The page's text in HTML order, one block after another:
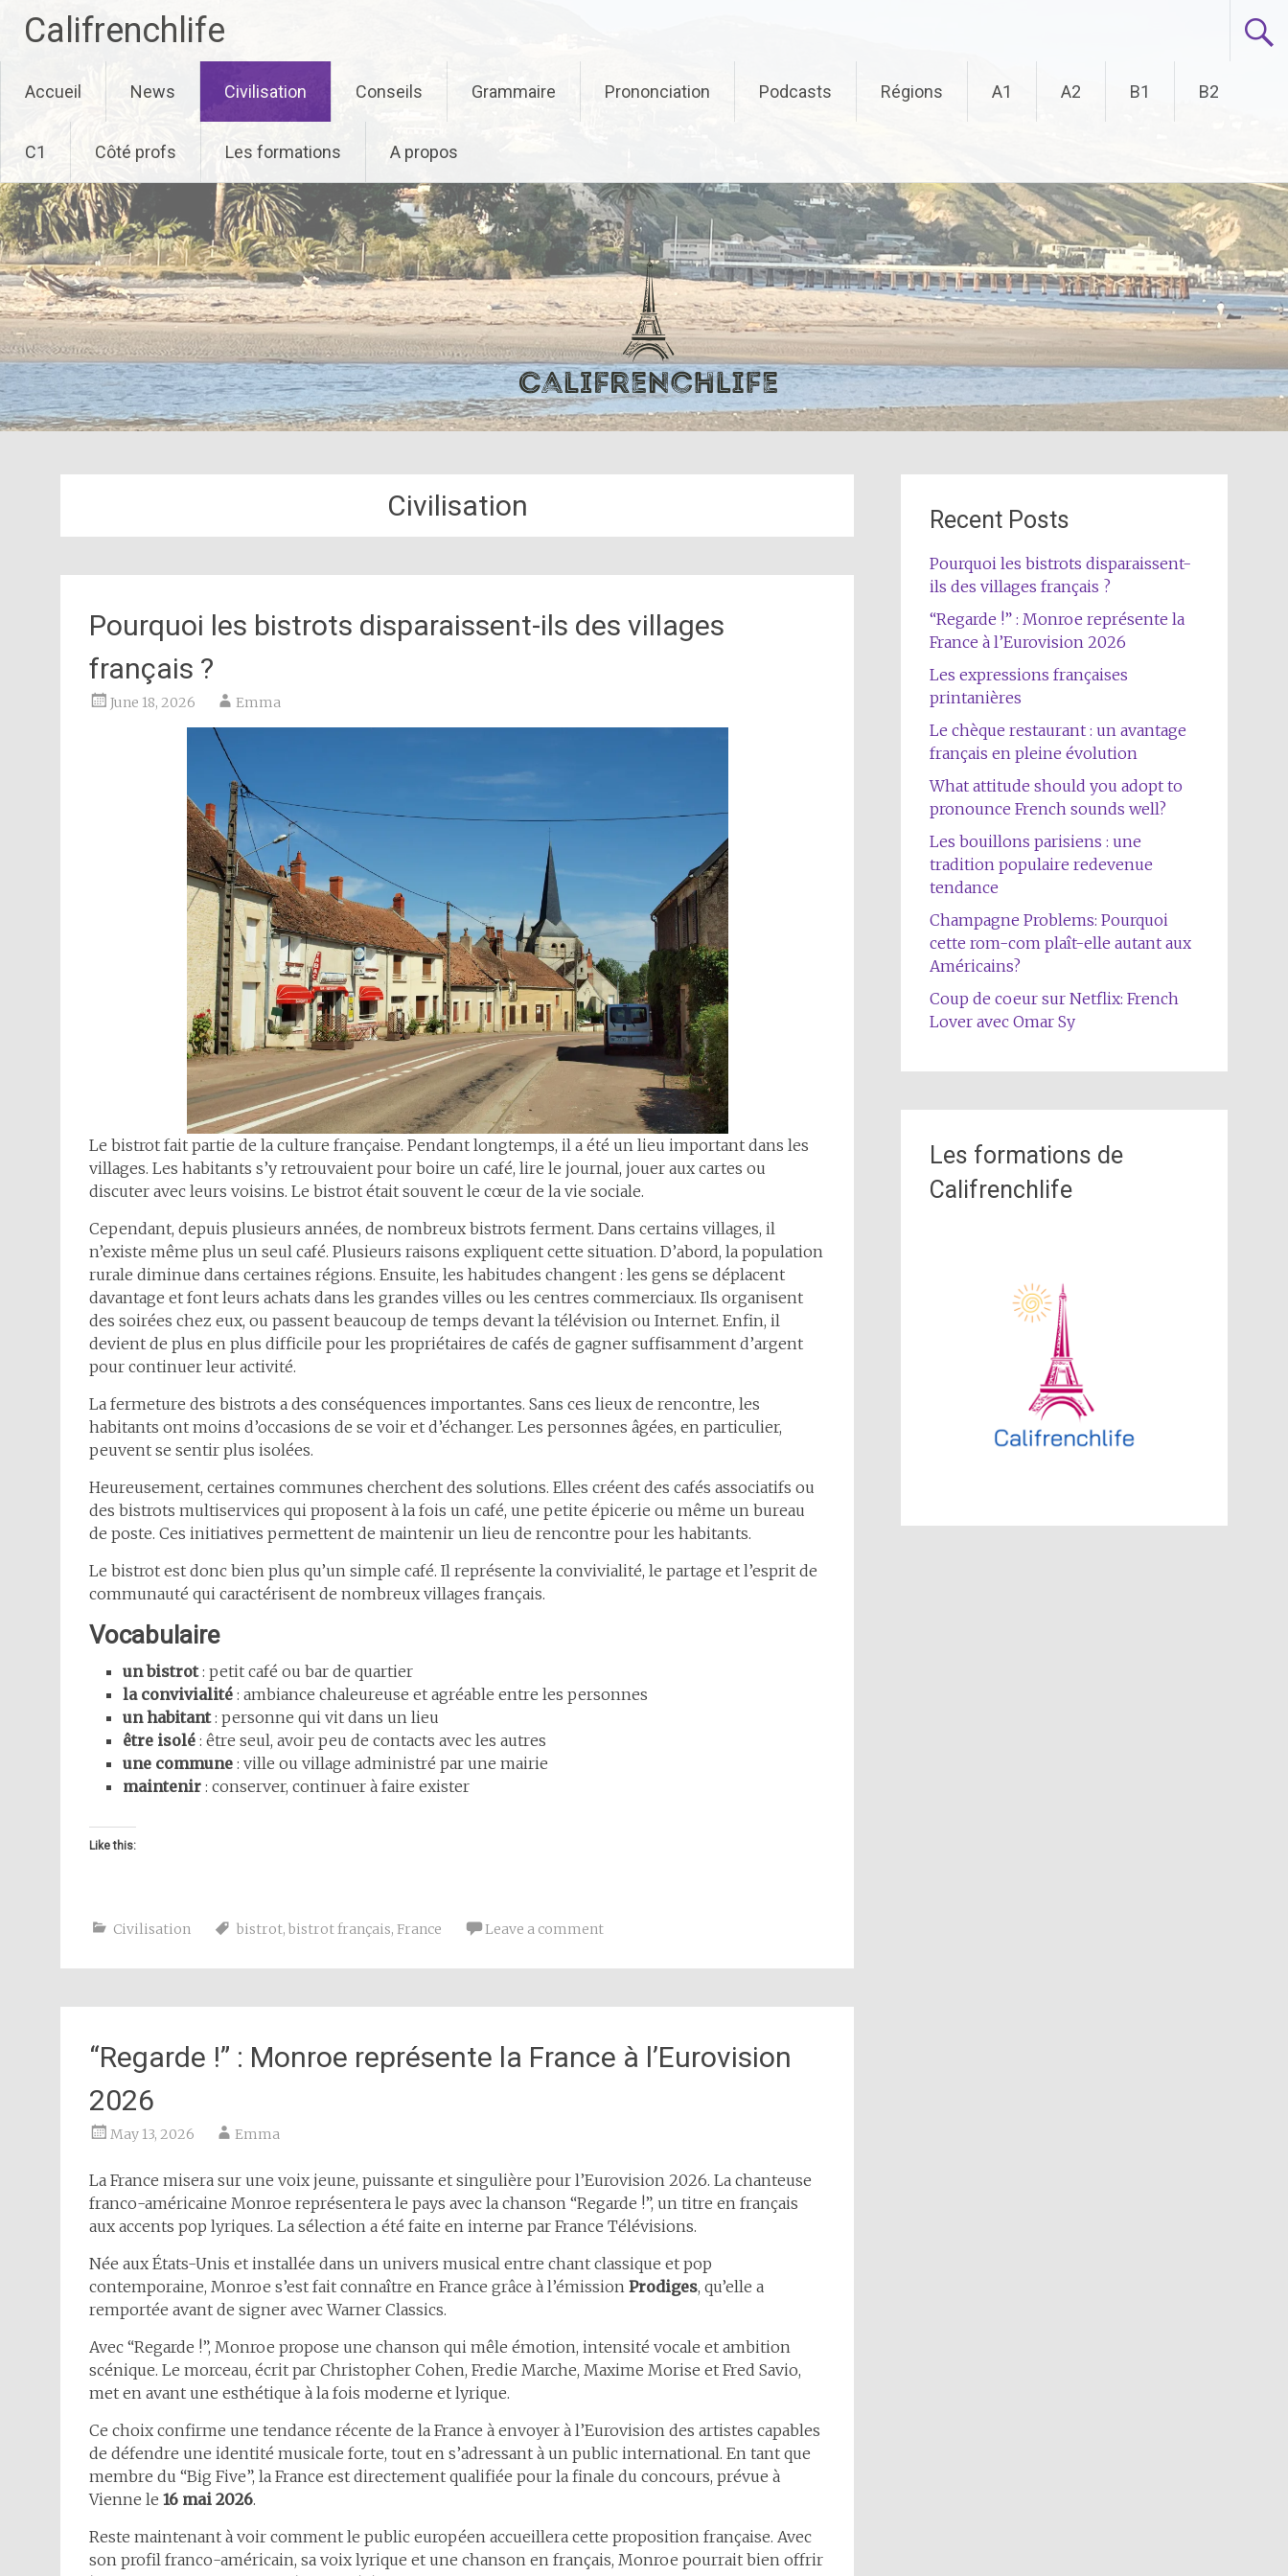
Califrenchlife
to
content
Accueil News Civilisation Conseils Grammaire Prononciation Podcasts Régions A1 A2 B1 B2
C1 Côté profs Les formations A propos
Civilisation
Pourquoi les bistrots disparaissent-ils des villages
français ?
June 18, 2026 Emma
Le bistrot fait partie de la culture française. Pendant longtemps, il a été un lieu important dans les
villages. Les habitants s’y retrouvaient pour boire un café, lire le journal, jouer aux cartes ou
discuter avec leurs voisins. Le bistrot était souvent le cœur de la vie sociale.
Cependant, depuis plusieurs années, de nombreux bistrots ferment. Dans certains villages, il
n’existe même plus un seul café. Plusieurs raisons expliquent cette situation. D’abord, la population
rurale diminue dans certaines régions. Ensuite, les habitudes changent : les gens se déplacent
davantage et font leurs achats dans les grandes villes ou les centres commerciaux. Ils organisent
des soirées chez eux, ou passent beaucoup de temps devant la télévision ou Internet. Enfin, il
devient de plus en plus difficile pour les propriétaires de cafés de gagner suffisamment d’argent
pour continuer leur activité.
La fermeture des bistrots a des conséquences importantes. Sans ces lieux de rencontre, les
habitants ont moins d’occasions de se voir et d’échanger. Les personnes âgées, en particulier,
peuvent se sentir plus isolées.
Heureusement, certaines communes cherchent des solutions. Elles créent des cafés associatifs ou
des bistrots multiservices qui proposent à la fois un café, une petite épicerie ou même un bureau
de poste. Ces initiatives permettent de maintenir un lieu de rencontre pour les habitants.
Le bistrot est donc bien plus qu’un simple café. Il représente la convivialité, le partage et l’esprit de
communauté qui caractérisent de nombreux villages français.
Vocabulaire
un bistrot: petit café ou bar de quartier
la convivialité : ambiance chaleureuse et agréable entre les personnes
un habitant: personne qui vit dans un lieu
être isolé : être seul, avoir peu de contacts avec les autres
une commune : ville ou village administré par une mairie
maintenir : conserver, continuer à faire exister
Like this:
Civilisation bistrot, bistrot français, France Leave a comment
“Regarde !” : Monroe représente la France à l’Eurovision
2026
May 13, 2026 Emma
La France misera sur une voix jeune, puissante et singulière pour l’Eurovision 2026. La chanteuse
franco-américaine Monroe représentera le pays avec la chanson “Regarde !”, un titre en français
aux accents pop lyriques. La sélection a été faite en interne par France Télévisions.
Née aux États-Unis et installée dans un univers musical entre chant classique et pop
contemporaine, Monroe s’est fait connaître en France grâce à l’émission Prodiges, qu’elle a
remportée avant de signer avec Warner Classics.
Avec “Regarde !”, Monroe propose une chanson qui mêle émotion, intensité vocale et ambition
scénique. Le morceau, écrit par Christopher Cohen, Fredie Marche, Maxime Morise et Fred Savio,
met en avant une esthétique à la fois moderne et lyrique.
Ce choix confirme une tendance récente de la France à envoyer à l’Eurovision des artistes capables
de défendre une identité musicale forte, tout en s’adressant à un public international. En tant que
membre du “Big Five”, la France est directement qualifiée pour la finale du concours, prévue à
Vienne le 16 mai 2026.
Reste maintenant à voir comment le public européen accueillera cette proposition française. Avec
son profil franco-américain, sa voix lyrique et une chanson en français, Monroe pourrait bien offrir
Recent Posts
Pourquoi les bistrots disparaissent-
ils des villages français ?
“Regarde !” : Monroe représente la
France à l’Eurovision 2026
Les expressions françaises
printanières
Le chèque restaurant : un avantage
français en pleine évolution
What attitude should you adopt to
pronounce French sounds well?
Les bouillons parisiens : une
tradition populaire redevenue
tendance
Champagne Problems: Pourquoi
cette rom-com plaît-elle autant aux
Américains?
Coup de coeur sur Netflix: French
Lover avec Omar Sy
Les formations de
Califrenchlife